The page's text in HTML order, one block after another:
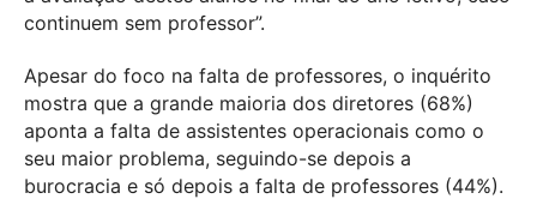
continuem sem professor”.
Apesar do foco na falta de professores, o inquérito
mostra que a grande maioria dos diretores (68%)
aponta a falta de assistentes operacionais como o
seu maior problema, seguindo-se depois a
burocracia e só depois a falta de professores (44%).